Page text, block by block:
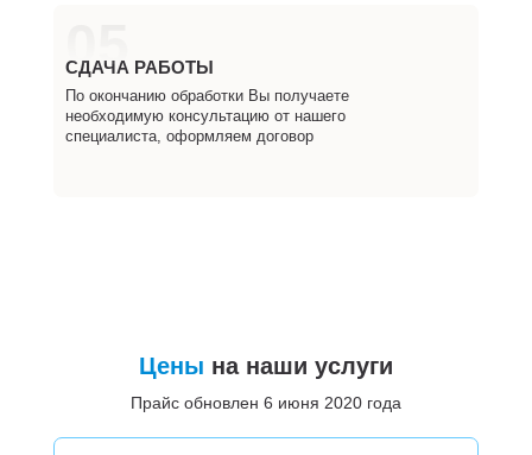
05
СДАЧА РАБОТЫ
По окончанию обработки Вы получаете
необходимую консультацию от нашего
специалиста, оформляем договор
Цены на наши услуги
Прайс обновлен 6 июня 2020 года